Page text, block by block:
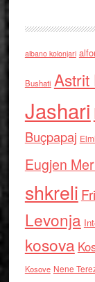
albano kolonjari
Bushati Astrit
Jashari
Buçpapaj
Eugjen
shkreli
Levonja
kosova
Kosove Nene